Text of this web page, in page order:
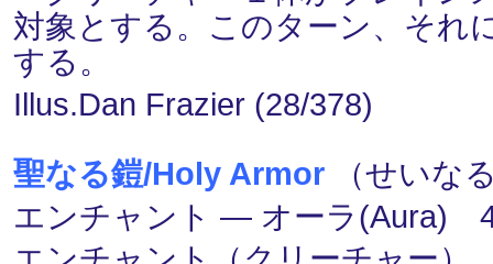
対象とする。このターン、それ
する。
Illus.Dan Frazier (28/378)
聖なる鎧/Holy Armor （せいな
エンチャント ― オーラ(Aura)